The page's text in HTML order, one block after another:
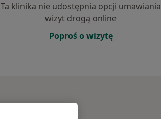
Ta klinika nie udostępnia opcji umawiania
wizyt drogą online
Poproś o wizytę